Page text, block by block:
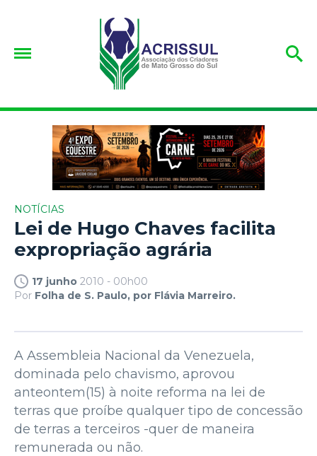
NOTÍCIAS
Lei de Hugo Chaves facilita
expropriação agrária
17 junho 2010 - 00h00
Por Folha de S. Paulo, por Flávia Marreiro.
A Assembleia Nacional da Venezuela,
dominada pelo chavismo, aprovou
anteontem(15) à noite reforma na lei de
terras que proíbe qualquer tipo de concessão
de terras a terceiros -quer de maneira
remunerada ou não.